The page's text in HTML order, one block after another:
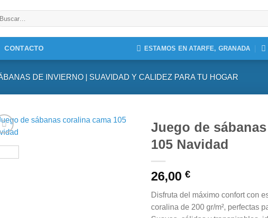
CONTACTO ESTAMOS EN ATARFE, GRANADA
DE INVIERNO | SUAVIDAD Y CALIDEZ PARA TU HOGAR
Juego de
105 Navidad
26,00€
Disfruta del máximo confort con
coralina de 200 gr/m², perfectas